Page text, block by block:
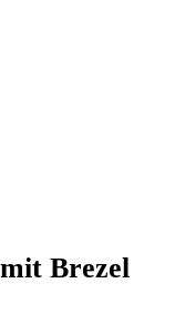
Brezel